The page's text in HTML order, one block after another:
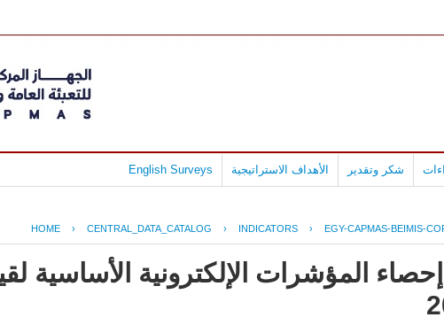
شكر وتقدير الأهداف الاستراتيجية English Surveys
HOME › CENTRAL_DATA_CATALOG › INDICATORS › EGY-CAPMAS-BEIMIS-
المؤشرات الإلكترونية الأساسية